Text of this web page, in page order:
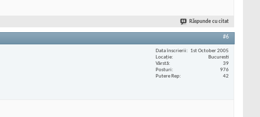
Răspunde cu citat
#6
Data înscrierii
1st October 2005
Locaţie
Bucuresti
Vârstă
39
Posturi
976
Putere Rep
42